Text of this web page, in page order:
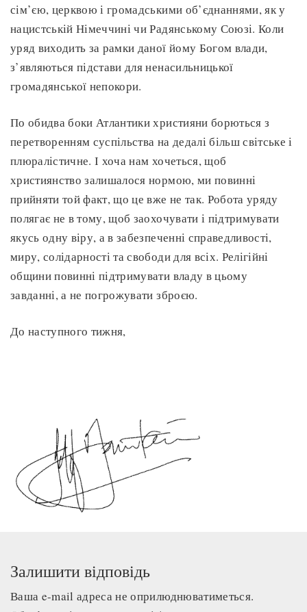
сім’єю, церквою і громадськими об’єднаннями, як у
нацистській Німеччині чи Радянському Союзі. Коли
уряд виходить за рамки даної йому Богом влади,
з’являються підстави для ненасильницької
громадянської непокори.
По обидва боки Атлантики християни борються з
перетворенням суспільства на дедалі більш світське і
плюралістичне. І хоча нам хочеться, щоб
християнство залишалося нормою, ми повинні
прийняти той факт, що це вже не так. Робота уряду
полягає не в тому, щоб заохочувати і підтримувати
якусь одну віру, а в забезпеченні справедливості,
миру, солідарності та свободи для всіх. Релігійні
общини повинні підтримувати владу в цьому
завданні, а не погрожувати зброєю.
До наступного тижня,
Залишити відповідь
Ваша e-mail адреса не оприлюднюватиметься.